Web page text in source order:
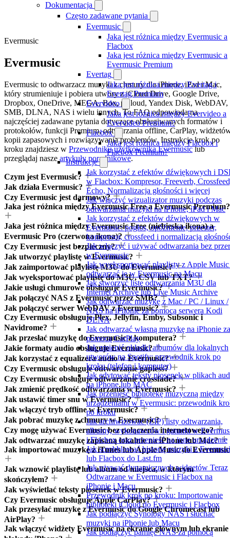
Dokumentacja
Często zadawane pytania
Evermusic
Jaka jest różnica między Evermusic a
Flacbox
Jaka jest różnica między Evermusic a
Evermusic Premium
Evertag
Jaka jest różnica między Evertag i
Evertag Premium
Evervideo
Jaka jest różnica między Evervideo a
Evervideo Premium?
Flacbox
Jaka jest różnica między Flacbox i
Flacbox Premium?
Instrukcje
Jak korzystać z efektów dźwiękowych i
w Flacbox: Kompresor, Freeverb,
Echo, Normalizacja głośności i więcej
Jak włączyć wizualizator muzyki podczas
odtwarzania muzyki na iPhone, iPad i Mac
Jak korzystać z efektów dźwiękowych w
Evermusic: pogłos, opóźnienie, przester,
kompresor, crossfeed i normalizacja
Jak włączyć i używać odtwarzania bez
w Evermusic
Jak wyeksportować playlisty z Apple
odtwarzać je w Evermusic na Macu
Jak stworzyć listę odtwarzania M3U dla
Internet Archive lub Live Music Archive
Jak odtwarzać muzykę z Mac / PC / Linux /
NAS na iPhonie za pomocą serwera Kodi
DLNA
Jak odtwarzać własną muzykę na iPhonie za
pomocą CarPlay
Jak zmienić okładki albumów dla lokalnych
utworów na Spotify: przewodnik krok po
kroku (telefon i komputer)
Jak edytować teksty piosenek w plikach
na iPhone lub MAC
Jak przenieść bibliotekę muzyczną między
urządzeniami w Evermusic: przewodnik
po kroku
Jak archiwizować (ZIP) listy odtwarzania,
albumy, wykonawców i gatunki w
i Flacbox oraz przenieść na inne urządzenie
Jak scrobblować historię muzyki z
lub Flacbox do Last.fm
Jak używać dynamicznych widgetów Teraz
Odtwarzane w Evermusic i Flacbox na
iPhonie i Macu
Przewodnik krok po kroku: Importowanie
biblioteki iCloud do Evermusic i Flacbox
Jak podłączyć Synology NAS i słuchać
muzyki na iPhonie lub Macu
Jak podłączyć pamięć NAS za pomocą
Evermusic
Evermusic
Evermusic to odtwarzacz muzyki z chmury dla iPhone, iPad i Mac,
który strumieniuje i pobiera utwory z iCloud Drive, Google Drive,
Dropbox, OneDrive, MEGA, Box, pCloud, Yandex Disk, WebDAV,
SMB, DLNA, NAS i wielu innych. To FAQ odpowiada na
najczęściej zadawane pytania dotyczące obsługiwanych formatów i
protokołów, funkcji Premium, odtwarzania offline, CarPlay,
kopii zapasowych i rozwiązywania problemów. Instrukcje krok po
kroku znajdziesz w Przewodniku użytkownika Evermusiclub
przeglądaj nasze artykuły poradnikowe.
Czym jest Evermusic?
Jak działa Evermusic?
Czy Evermusic jest darmowy?
Jaka jest różnica między Evermusic Free a Evermusic Premium?
Jaka jest różnica między Evermusic Free (niebieska ikona) a
Evermusic Pro (czerwona ikona)?
Czy Evermusic jest bezpieczny?
Jak utworzyć playlistę w Evermusic?
Jak zaimportować playlistę M3U do Evermusic?
Jak wyeksportować playlistę do M3U, CSV lub TXT?
Jakie usługi chmurowe obsługuje Evermusic?
Jak połączyć NAS z Evermusic przez SMB?
Jak połączyć serwer WebDAV z Evermusic?
Czy Evermusic obsługuje Plex, Jellyfin, Emby, Subsonic i
Navidrome?
Jak przesłać muzykę do Evermusic z komputera?
Jakie formaty audio obsługuje Evermusic?
Jak korzystać z equalizera audio w Evermusic?
Czy Evermusic obsługuje odtwarzanie gapless?
Czy Evermusic obsługuje odtwarzanie crossfade?
Jak zmienić prędkość odtwarzania w Evermusic?
Jak ustawić timer snu w Evermusic?
Jak włączyć tryb offline w Evermusic?
Jak pobrać muzykę z chmury w Evermusic?
Czy mogę używać Evermusic bez połączenia internetowego?
Jak odtwarzać muzykę zapisaną lokalnie na iPhone lub Mac?
Jak importować muzykę z iTunes lub Apple Music do
Jak wznowić playlistę lub album od miejsca, w którym
skończyłem?
Jak wyświetlać teksty piosenek w Evermusic?
Czy Evermusic obsługuje Apple CarPlay?
Jak przesyłać muzykę z Evermusic do Google Chromecast lub
AirPlay?
Jak włączyć widżety Evermusic na ekranie głównym lub ekranie